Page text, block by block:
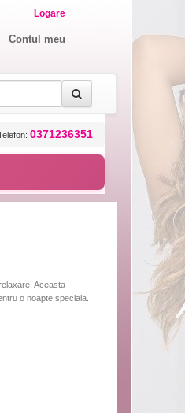
Logare
Contul meu
0371236351
Aceasta
o noapte speciala.